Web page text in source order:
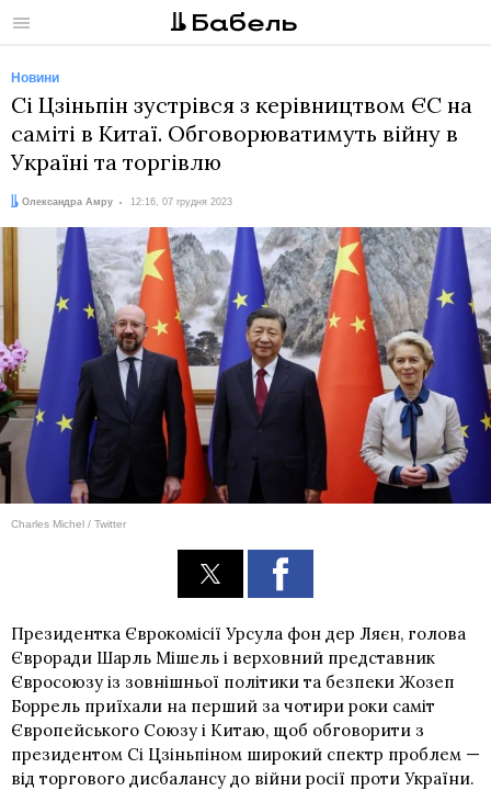
Меню
Новини
Сі Цзіньпін зустрівся з керівництвом ЄС на
саміті в Китаї. Обговорюватимуть війну в
Україні та торгівлю
Автор:
Олександра Амру
Дата: 12:16, 07 грудня 2023
Charles Michel / Twitter
Президентка Єврокомісії Урсула фон дер Ляєн, голова
Євроради Шарль Мішель і верховний представник
Євросоюзу із зовнішньої політики та безпеки Жозеп
Боррель приїхали на перший за чотири роки саміт
Європейського Союзу і Китаю, щоб обговорити з
президентом Сі Цзіньпіном широкий спектр проблем —
від торгового дисбалансу до війни росії проти України.